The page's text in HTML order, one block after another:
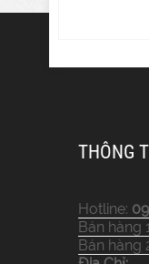
THÔNG
Hotline:
Bán hàng
Bán hàng